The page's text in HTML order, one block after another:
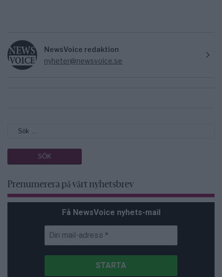
NewsVoice redaktion
nyheter@newsvoice.se
Prenumerera på vårt nyhetsbrev
Få NewsVoice nyhets-mail